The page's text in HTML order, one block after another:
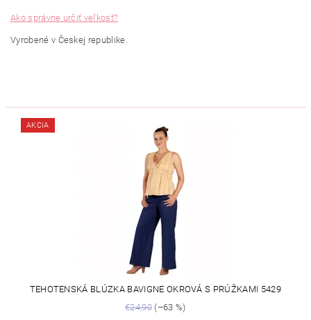
Ako správne určiť veľkosť?
Vyrobené v Českej republike.
AKCIA
TEHOTENSKÁ BLÚZKA BAVIGNE OKROVÁ S PRÚŽKAMI 5429
€24,90(–63 %)